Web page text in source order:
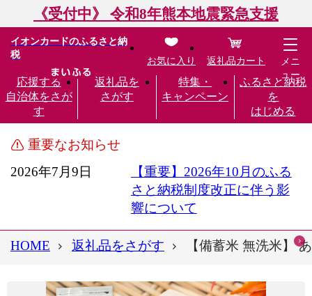
《受付中》 令和8年熊本地震緊急支援
イオンカードのふるさと納
税
応援する
自治体をさが
す
返礼品を
さがす
特集・
キャンペーン
ふるさと納税
を
はじめる
お気に入り 返礼品カート
メニ
ュー
重要なお知らせ
2026年7月9日
【重要】2026年10月のふる
さと納税制度改正に伴う影
響について
HOME 返礼品をさがす 【備蓄米 無洗米】